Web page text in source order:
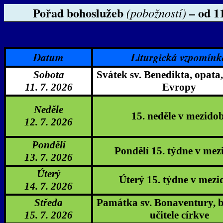
Pořad bohoslužeb (pobožností) – od
Datum Liturgická
Sobota
11. 7. 2026
Svátek sv. Benedikta,
Evropy
Neděle
12. 7. 2026
15. neděle v
Pondělí
13. 7. 2026
Pondělí 15. týdne v
Úterý
14. 7. 2026
Úterý 15. týdne v
Středa
15. 7. 2026
Památka sv. Bonaventury,
učitele církve